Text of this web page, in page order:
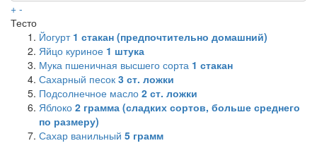
+ -
Тесто
Йогурт 1 стакан (предпочтительно домашний)
Яйцо куриное 1 штука
Мука пшеничная высшего сорта 1 стакан
Сахарный песок 3 ст. ложки
Подсолнечное масло 2 ст. ложки
Яблоко 2 грамма (сладких сортов, больше среднего
по размеру)
Сахар ванильный 5 грамм